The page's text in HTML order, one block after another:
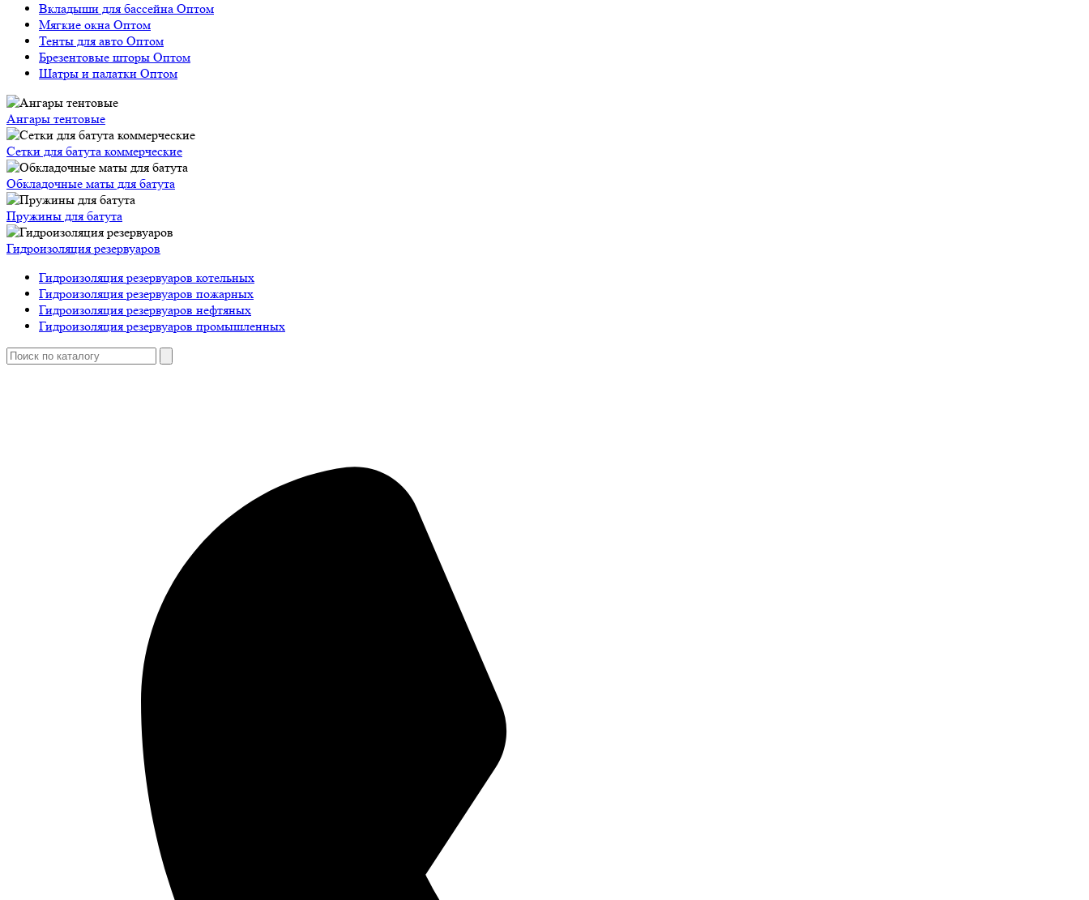
Вкладыши для бассейна Оптом
Мягкие окна Оптом
Тенты для авто Оптом
Брезентовые шторы Оптом
Шатры и палатки Оптом
Ангары тентовые
Сетки для батута коммерческие
Обкладочные маты для батута
Пружины для батута
Гидроизоляция резервуаров
Гидроизоляция резервуаров котельных
Гидроизоляция резервуаров пожарных
Гидроизоляция резервуаров нефтяных
Гидроизоляция резервуаров промышленных